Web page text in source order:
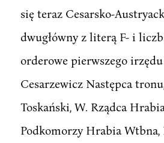
się teraz Cesarsko-
dwugłówny z literą F- i
orderowe pierwszego
Cesarzewicz Następca
Toskański, W. Rządca
Podkomorzy Hrabia Wtbna,